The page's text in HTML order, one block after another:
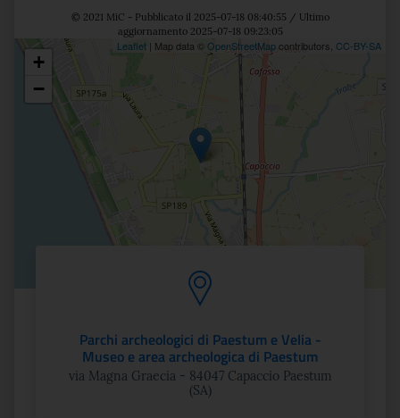
© 2021 MiC - Pubblicato il 2025-07-18 08:40:55 / Ultimo
aggiornamento 2025-07-18 09:23:05
Posizione
+
−
Leaflet | Map data © OpenStreetMapcontributors, CC-BY-SA
Parchi archeologici di Paestum e Velia -
Museo e area archeologica di Paestum
via Magna Graecia - 84047 Capaccio Paestum
(SA)